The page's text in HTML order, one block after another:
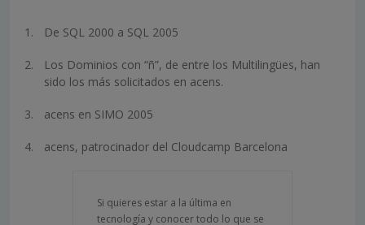
De SQL 2000 a SQL 2005
Los Dominios con “ñ”, de entre los Multilingües, han
sido los más solicitados en acens.
acens en SIMO 2005
acens, patrocinador del Cloudcamp Barcelona
Si quieres estar a la última en
tecnología y conocer todo lo que se